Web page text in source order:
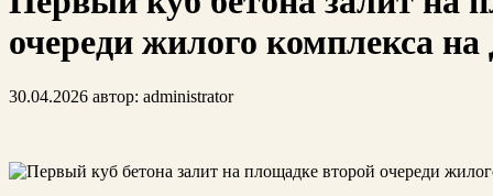
очереди жилого комплекса на
30.04.2026 автор: administrator